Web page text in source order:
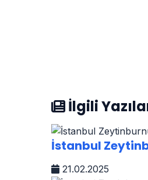
İlgili
İstanbul
21.02.2025